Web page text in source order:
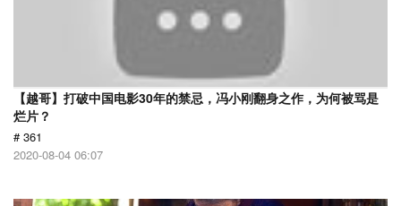
【越哥】打破中国电影30年的禁忌，冯小刚翻身之作，为何被骂是
烂片？
# 361
2020-08-04 06:07